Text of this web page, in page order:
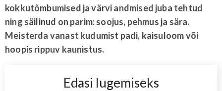
kokkutõmbumised ja värvi andmised juba tehtud
ning säilinud on parim: soojus, pehmus ja sära.
Meisterda vanast kudumist padi, kaisuloom või
hoopis rippuv kaunistus.
Edasi lugemiseks